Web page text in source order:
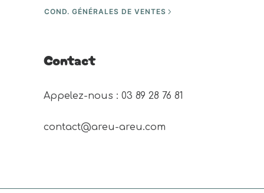
COND. GÉNÉRALES DE VENTES
Contact
Appelez-nous : 03 89 28 76 81
contact@areu-areu.com